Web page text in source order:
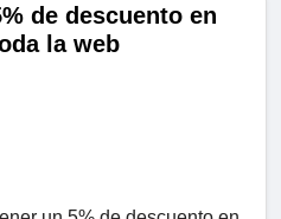
de descuento en
la web